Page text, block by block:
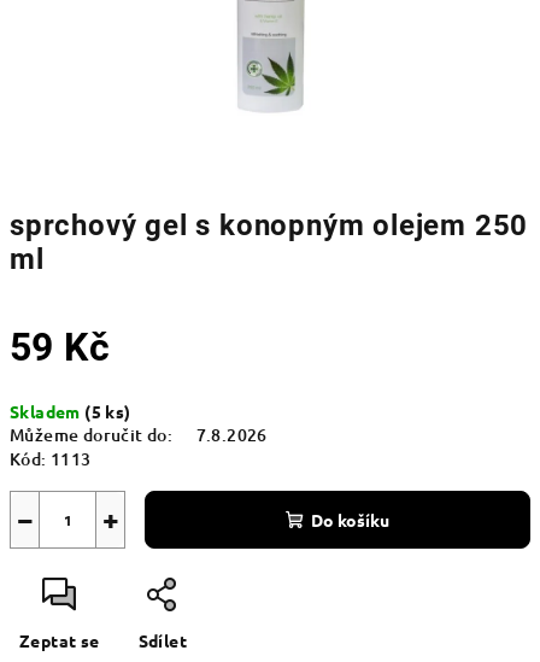
sprchový gel s konopným olejem 250
ml
59 Kč
cena:
Skladem (5 ks)
Můžeme doručit do:
7.8.2026
Kód: 1113
+
− Do košíku
Zeptat se Sdílet